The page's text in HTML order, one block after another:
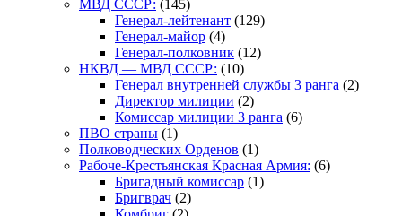
МВД СССР: (145)
Генерал-лейтенант (129)
Генерал-майор (4)
Генерал-полковник (12)
НКВД — МВД СССР: (10)
Генерал внутренней службы 3 ранга (2)
Директор милиции (2)
Комиссар милиции 3 ранга (6)
ПВО страны (1)
Полководческих Орденов (1)
Рабоче-Крестьянская Красная Армия: (6)
Бригадный комиссар (1)
Бригврач (2)